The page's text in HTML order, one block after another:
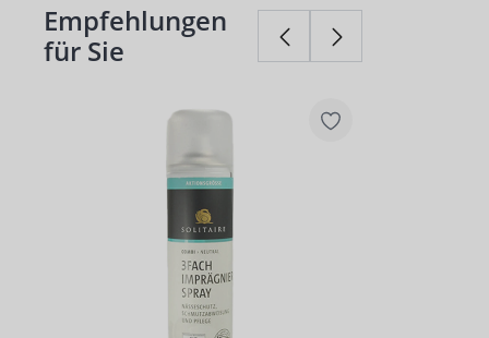
Produktgalerie überspringen
Empfehlungen
für Sie